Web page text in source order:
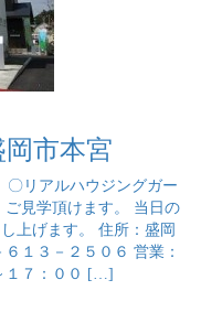
市本宮
リアルハウジングガー
見学頂けます。 当日の
上げます。 住所：盛岡
１３－２５０６ 営業：
１７：００ […]